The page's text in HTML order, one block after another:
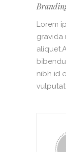
Lorem
gravida
nibh id